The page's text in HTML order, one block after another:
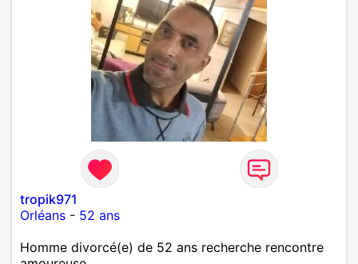
tropik971
Orléans - 52 ans
Homme divorcé(e) de 52 ans recherche rencontre